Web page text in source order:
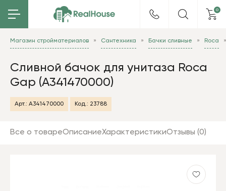
0
Магазин стройматериалов Сантехника Бачки сливные Roca
Сливной бачок для унитаза Roca
Gap (A341470000)
Арт.: A341470000 Код.: 23788
Все о товареОписаниеХарактеристикиОтзывы (0)